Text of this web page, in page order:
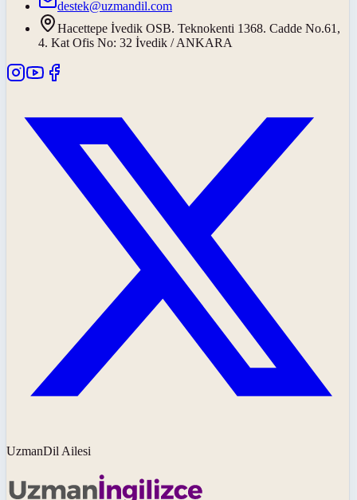
destek@uzmandil.com
Hacettepe İvedik OSB. Teknokenti 1368. Cadde No.61,
4. Kat Ofis No: 32 İvedik / ANKARA
UzmanDil Ailesi